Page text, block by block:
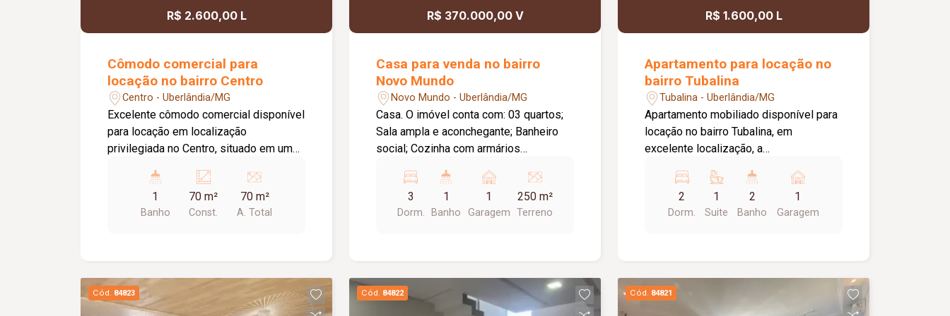
R$ 2.600,00 L
Cômodo comercial para
locação no bairro Centro
Centro - Uberlândia/MG
Excelente cômodo comercial disponível
para locação em localização
privilegiada no Centro, situado em uma
próximo ao Terminal Central,
oferecendo grande visibilidade e fácil
acesso. O imóvel possui
iluminação em LED, proporcionando um
ambiente moderno, funcional e versátil
1
Banho
70 m²
Const.
70 m²
A. Total
R$ 370.000,00 V
Casa para venda no bairro
Novo Mundo
Novo Mundo - Uberlândia/MG
Casa. O imóvel conta com: 03 quartos;
Sala ampla e aconchegante; Banheiro
social; Cozinha com armários
3
Dorm.
1
Banho
1
Garagem
250 m²
Terreno
R$ 1.600,00 L
Apartamento para locação no
bairro Tubalina
Tubalina - Uberlândia/MG
Apartamento mobiliado disponível para
locação no bairro Tubalina, em
excelente localização, a
Avenida Getúlio Vargas. O imóvel conta
com portão e porteiro eletrônicos,
fechadura eletrônica, 01 vaga de
reclinável de 02 lugares, mesa de jantar
em vidro com 04 cadeiras, rack e TV,
2
Dorm.
1
Suite
2
Banho
1
Garagem
Cód. 84823 Cód. 84822 Cód. 84821